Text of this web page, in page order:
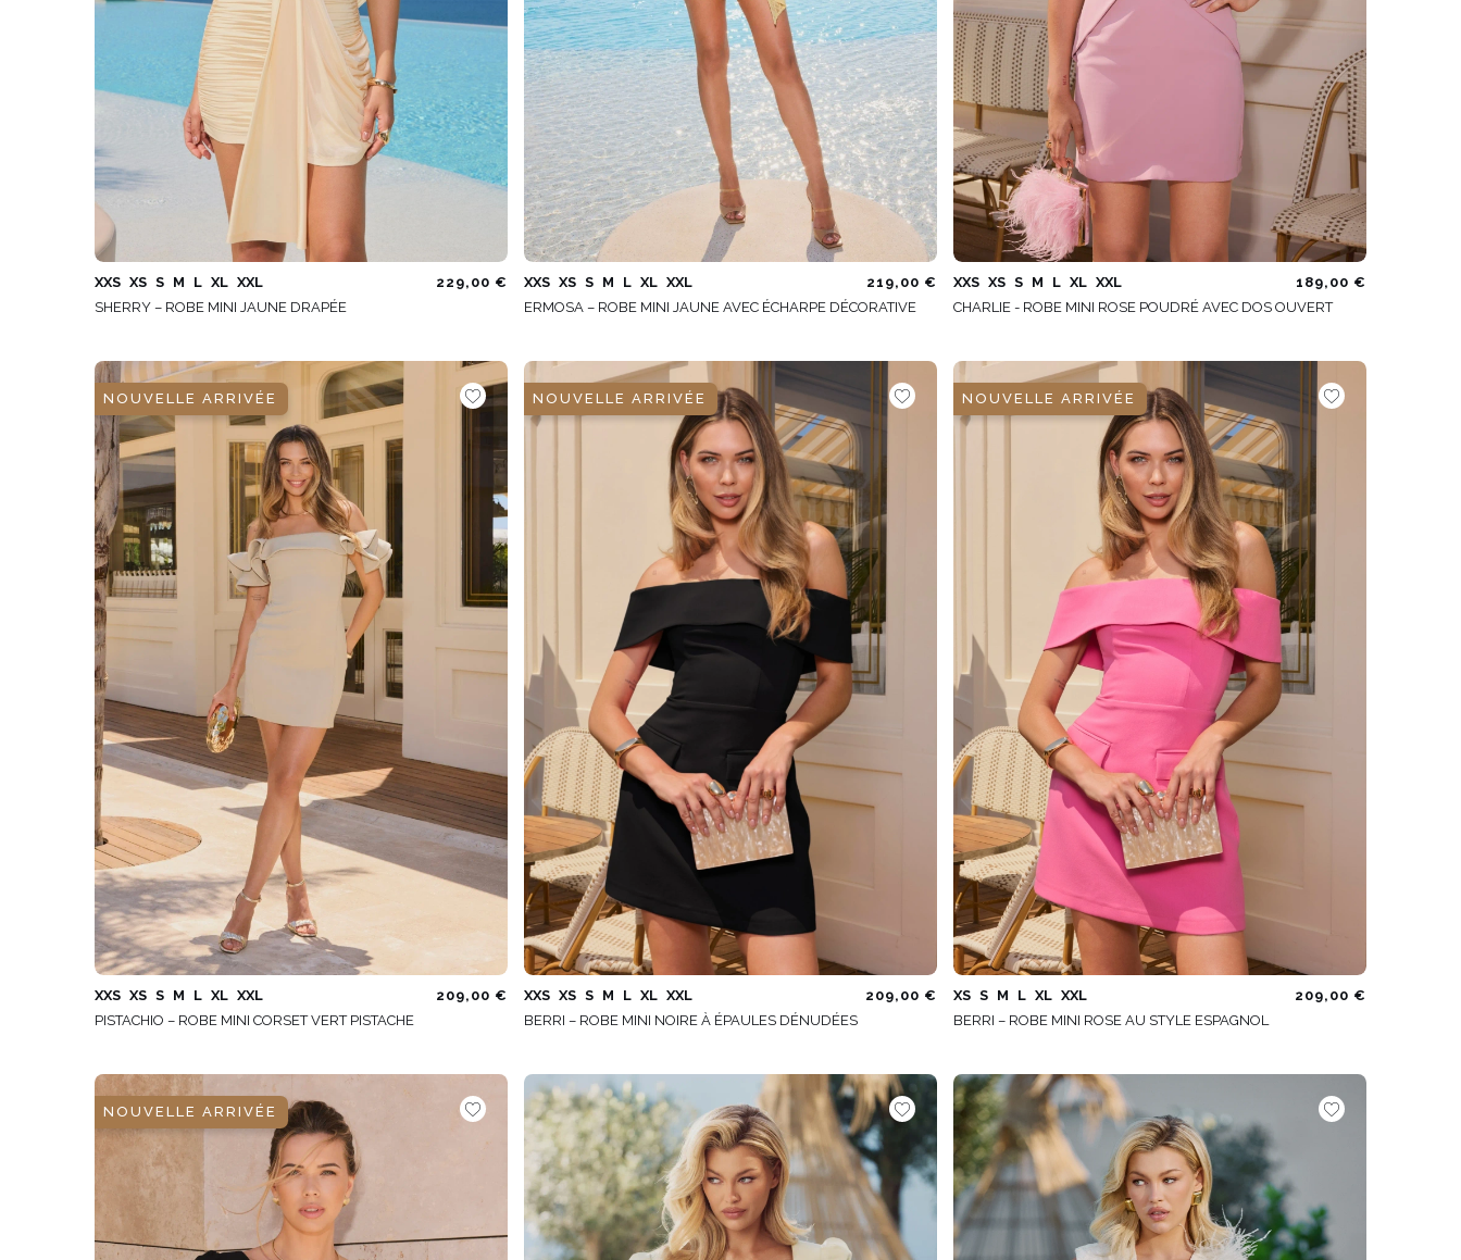
HIVER
SUR LES BRETELLES
SANS BRETELLES
XXS XS S M L XL XXL
229,00 €
SHERRY – ROBE MINI JAUNE DRAPÉE
XXS XS S M L XL XXL
219,00 €
ERMOSA – ROBE MINI JAUNE AVEC ÉCHARPE DÉCORATIVE
XXS XS S M L XL XXL
189,00 €
CHARLIE - ROBE MINI ROSE POUDRÉ AVEC DOS OUVERT
NOUVELLE ARRIVÉE
XXS XS S M L XL XXL
209,00 €
PISTACHIO – ROBE MINI CORSET VERT PISTACHE
NOUVELLE ARRIVÉE
XXS XS S M L XL XXL
209,00 €
BERRI – ROBE MINI NOIRE À ÉPAULES DÉNUDÉES
NOUVELLE ARRIVÉE
XS S M L XL XXL
209,00 €
BERRI – ROBE MINI ROSE AU STYLE ESPAGNOL
NOUVELLE ARRIVÉE